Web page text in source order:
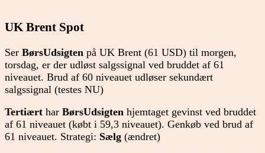
UK Brent Spot
Ser BørsUdsigten på UK Brent (61 USD) til morgen,
torsdag, er der udløst salgssignal ved bruddet af 61
niveauet. Brud af 60 niveauet udløser sekundært
salgssignal (testes NU)
Tertiært har BørsUdsigten hjemtaget gevinst ved bruddet
af 61 niveauet (købt i 59,3 niveauet). Genkøb ved brud af
61 niveauet. Strategi: Sælg (ændret)